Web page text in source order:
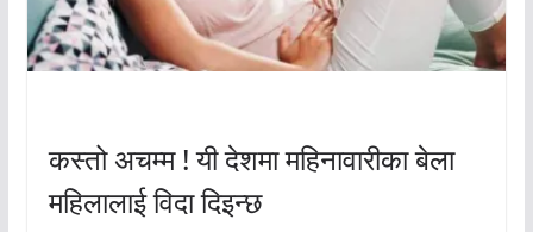
कस्तो अचम्म ! यी देशमा महिनावारीका बेला
महिलालाई विदा दिइन्छ